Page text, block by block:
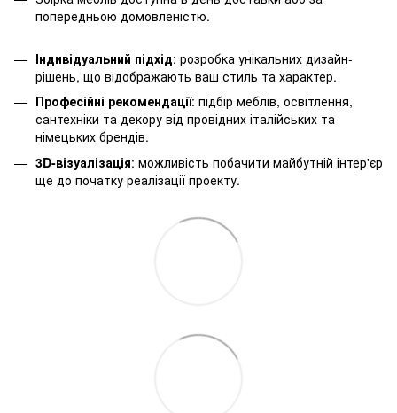
попередньою домовленістю.
Індивідуальний підхід: розробка унікальних дизайн-
рішень, що відображають ваш стиль та характер.
Професійні рекомендації: підбір меблів, освітлення,
сантехніки та декору від провідних італійських та
німецьких брендів.
3D-візуалізація: можливість побачити майбутній інтер'єр
ще до початку реалізації проекту.